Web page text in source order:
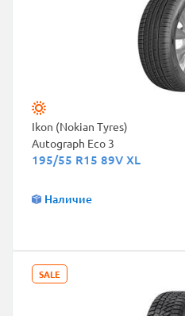
Ikon (Nokian Tyres)
Autograph Eco 3
195/55 R15 89V XL
Наличие
SALE